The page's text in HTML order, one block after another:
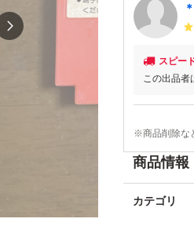
スピー
この出品者
※商品削除な
商品情報
カテゴリ